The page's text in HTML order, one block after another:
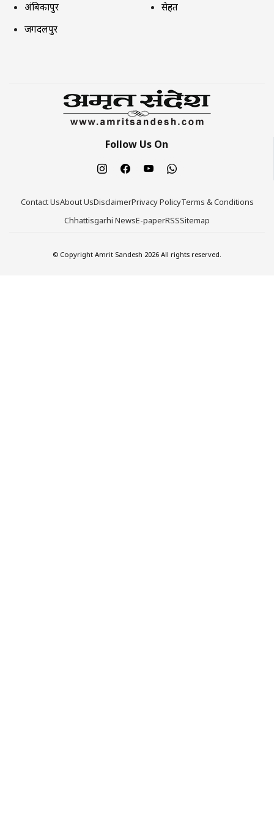
अंबिकापुर
जगदलपुर
सेहत
Follow Us On
Contact UsAbout UsDisclaimerPrivacy PolicyTerms & Conditions
Chhattisgarhi NewsE-paperRSSSitemap
© Copyright Amrit Sandesh 2026 All rights reserved.